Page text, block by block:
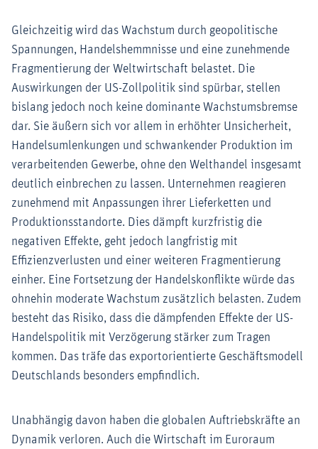
Gleichzeitig wird das Wachstum durch geopolitische
Spannungen, Handelshemmnisse und eine zunehmende
Fragmentierung der Weltwirtschaft belastet. Die
Auswirkungen der US-Zollpolitik sind spürbar, stellen
bislang jedoch noch keine dominante Wachstumsbremse
dar. Sie äußern sich vor allem in erhöhter Unsicherheit,
Handelsumlenkungen und schwankender Produktion im
verarbeitenden Gewerbe, ohne den Welthandel insgesamt
deutlich einbrechen zu lassen. Unternehmen reagieren
zunehmend mit Anpassungen ihrer Lieferketten und
Produktionsstandorte. Dies dämpft kurzfristig die
negativen Effekte, geht jedoch langfristig mit
Effizienzverlusten und einer weiteren Fragmentierung
einher. Eine Fortsetzung der Handelskonflikte würde das
ohnehin moderate Wachstum zusätzlich belasten. Zudem
besteht das Risiko, dass die dämpfenden Effekte der US-
Handelspolitik mit Verzögerung stärker zum Tragen
kommen. Das träfe das exportorientierte Geschäftsmodell
Deutschlands besonders empfindlich.
Unabhängig davon haben die globalen Auftriebskräfte an
Dynamik verloren. Auch die Wirtschaft im Euroraum